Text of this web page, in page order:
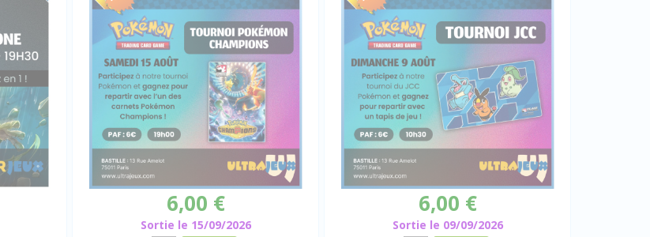
6,00 €
Sortie le 15/09/2026
6,00 €
Sortie le 09/09/2026